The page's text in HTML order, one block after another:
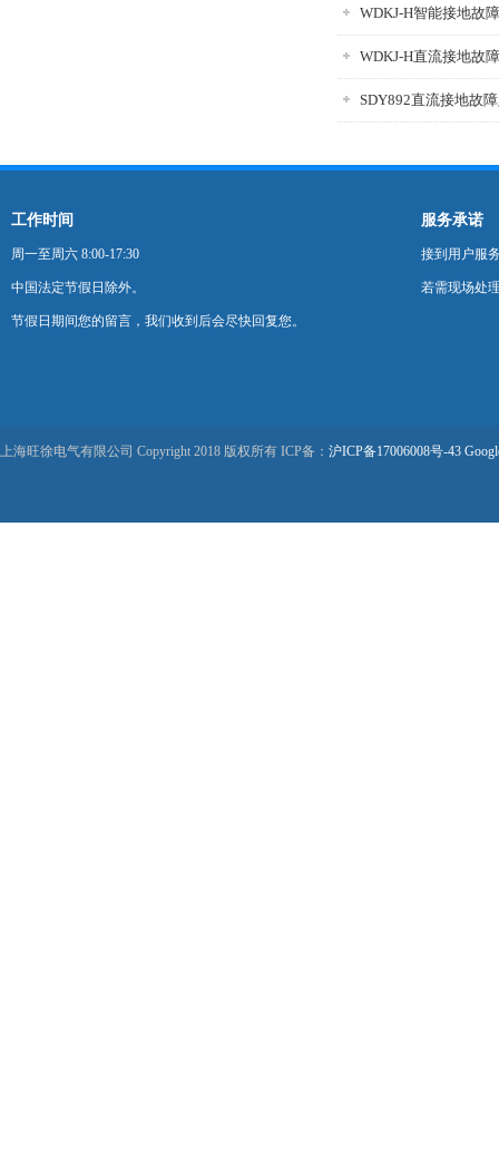
WDKJ-H智能接地故
WDKJ-H直流接地故
SDY892直流接地故
工作时间
周一至周六 8:00-17:30
中国法定节假日除外。
节假日期间您的留言，我们收到后会尽快回复您。
服务承诺
接到用户服
若需现场处
上海旺徐电气有限公司 Copyright 2018 版权所有 ICP备： 沪ICP备17006008号-43